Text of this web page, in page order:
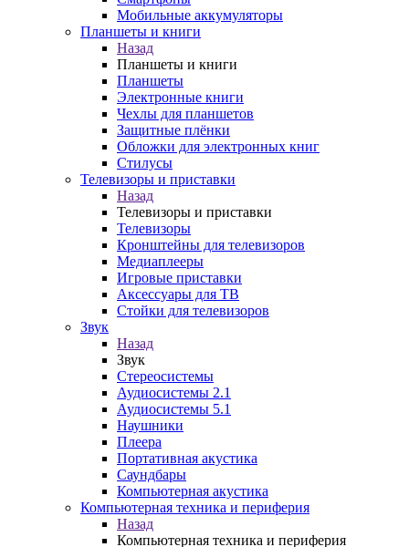
Мобильные аккумуляторы
Планшеты и книги
Назад
Планшеты и книги
Планшеты
Электронные книги
Чехлы для планшетов
Защитные плёнки
Обложки для электронных книг
Стилусы
Телевизоры и приставки
Назад
Телевизоры и приставки
Телевизоры
Кронштейны для телевизоров
Медиаплееры
Игровые приставки
Аксессуары для ТВ
Стойки для телевизоров
Звук
Назад
Звук
Стереосистемы
Аудиосистемы 2.1
Аудиосистемы 5.1
Наушники
Плеера
Портативная акустика
Саундбары
Компьютерная акустика
Компьютерная техника и периферия
Назад
Компьютерная техника и периферия